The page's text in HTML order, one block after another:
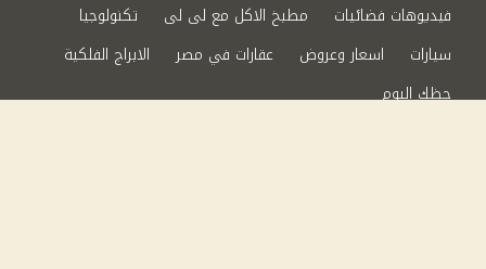
فيديوهات فضائيات
مطبخ الاكل مع لى لى
تكنولوجيا
سيارات
اسعار وعروض عقارات في مصر
الابراج الفلكية
حظك اليوم